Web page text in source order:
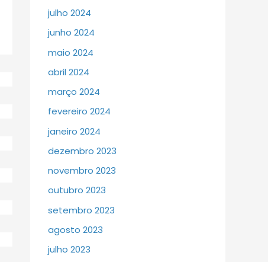
julho 2024
junho 2024
maio 2024
abril 2024
março 2024
fevereiro 2024
janeiro 2024
dezembro 2023
novembro 2023
outubro 2023
setembro 2023
agosto 2023
julho 2023